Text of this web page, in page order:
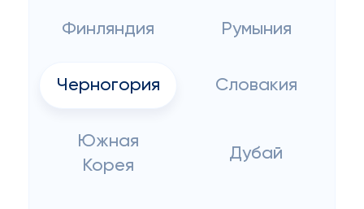
Финляндия Румыния
Черногория Словакия
Южная
Корея
Дубай